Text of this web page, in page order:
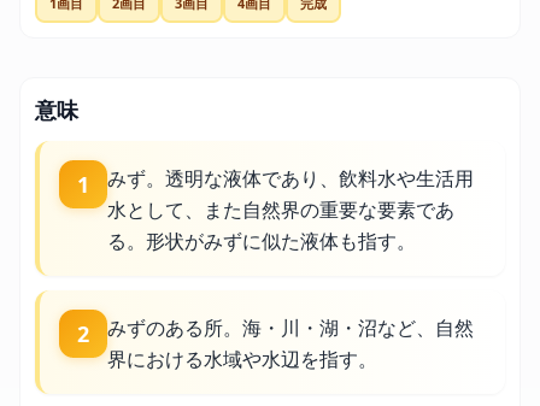
意味
1
みず。透明な液体であり、飲料水や生活用
水として、また自然界の重要な要素であ
る。形状がみずに似た液体も指す。
2
みずのある所。海・川・湖・沼など、自然
界における水域や水辺を指す。